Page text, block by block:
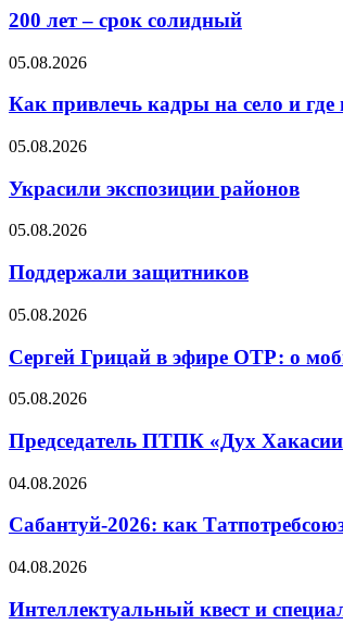
200 лет – срок солидный
05.08.2026
Как привлечь кадры на село и где
05.08.2026
Украсили экспозиции районов
05.08.2026
Поддержали защитников
05.08.2026
Сергей Грицай в эфире ОТР: о
05.08.2026
Председатель ПТПК «Дух
04.08.2026
Сабантуй-2026: как
04.08.2026
Интеллектуальный квест и